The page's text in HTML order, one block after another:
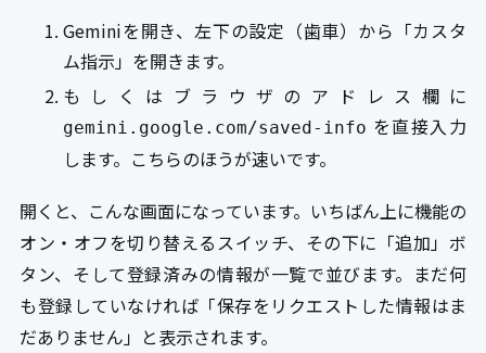
Geminiを開き、左下の設定（歯車）から「カスタ
ム指示」を開きます。
もしくはブラウザのアドレス欄に
gemini.google.com/saved-info を直接入力
します。こちらのほうが速いです。
開くと、こんな画面になっています。いちばん上に機能の
オン・オフを切り替えるスイッチ、その下に「追加」ボ
タン、そして登録済みの情報が一覧で並びます。まだ何
も登録していなければ「保存をリクエストした情報はま
だありません」と表示されます。